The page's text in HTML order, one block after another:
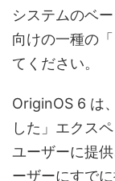
システムのベ
向けの一種の
てください。
OriginOS 6 は
した」エクス
ユーザーに提
ーザーにすで